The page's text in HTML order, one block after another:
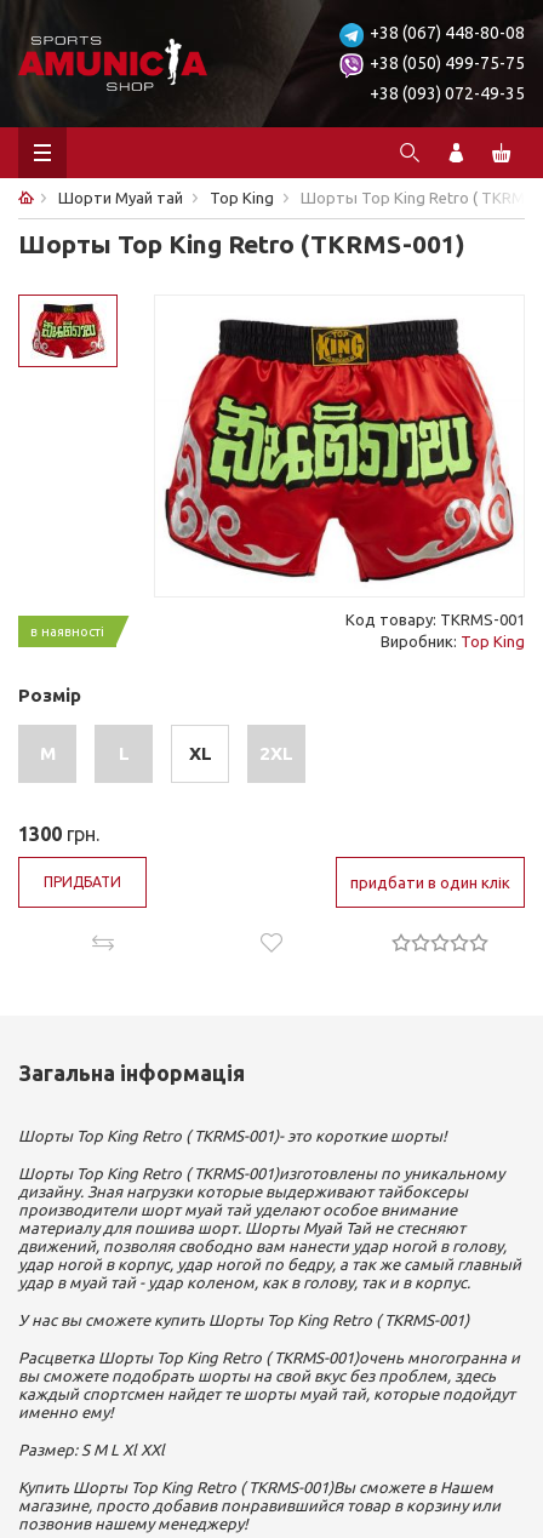
+38 (067) 448-80-08
+38 (050) 499-75-75
+38 (093) 072-49-35
Шорти Муай тай Top King Шорты Top King Retro ( TKRMS-
Шорты Top King Retro (TKRMS-001)
в наявності
Код товару: TKRMS-001
Виробник: Top King
Розмір
M L XL 2XL
1300 грн.
ПРИДБАТИ придбати в один клік
Загальна інформація
Шорты Top King Retro ( TKRMS-001)- это короткие шорты!
Шорты Top King Retro ( TKRMS-001)изготовлены по уникальному
дизайну. Зная нагрузки которые выдерживают тайбоксеры
производители шорт муай тай уделают особое внимание
материалу для пошива шорт. Шорты Муай Тай не стесняют
движений, позволяя свободно вам нанести удар ногой в голову,
удар ногой в корпус, удар ногой по бедру, а так же самый главный
удар в муай тай - удар коленом, как в голову, так и в корпус.
У нас вы сможете купить Шорты Top King Retro ( TKRMS-001)
Расцветка Шорты Top King Retro ( TKRMS-001)очень многогранна и
вы сможете подобрать шорты на свой вкус без проблем, здесь
каждый спортсмен найдет те шорты муай тай, которые подойдут
именно ему!
Размер: S M L Xl XXl
Купить Шорты Top King Retro ( TKRMS-001)Вы сможете в Нашем
магазине, просто добавив понравившийся товар в корзину или
позвонив нашему менеджеру!